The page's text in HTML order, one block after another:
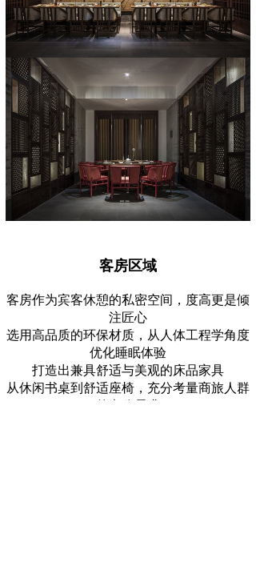
客房区域
客房作为宾客休憩的私密空间，度高更是倾
注匠心
选用高品质的环保材质，从人体工程学角度
优化睡眠体验
打造出兼具舒适与美观的床品家具
从休闲书桌到舒适座椅，充分考量商旅人群